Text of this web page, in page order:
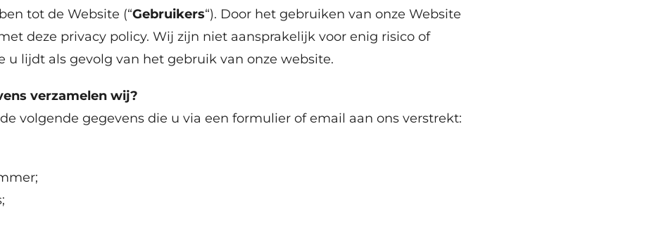
tot de Website (“Gebruikers“). Door het gebruiken van onze Website
deze privacy policy. Wij zijn niet aansprakelijk voor enig risico of
u lijdt als gevolg van het gebruik van onze website.
verzamelen wij?
volgende gegevens die u via een formulier of email aan ons verstrekt: